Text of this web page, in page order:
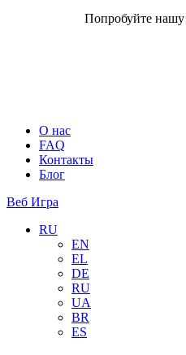
Попробуйте
О нас
FAQ
Контакты
Блог
Веб Игра
RU
EN
EL
DE
RU
UA
BR
ES